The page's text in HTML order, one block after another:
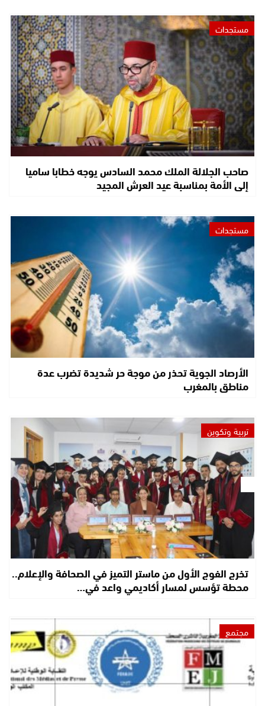
مستجدات
صاحب الجلالة الملك محمد السادس يوجه خطابا ساميا
إلى الأمة بمناسبة عيد العرش المجيد
مستجدات
الأرصاد الجوية تحذر من موجة حر شديدة تضرب عدة
مناطق بالمغرب
تربية وتكوين
تخرج الفوج الأول من ماستر التميز في الصحافة والإعلام..
محطة تؤسس لمسار أكاديمي واعد في…
مجتمع